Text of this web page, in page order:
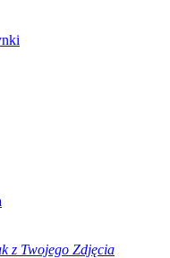
z Twojego Zdjęcia